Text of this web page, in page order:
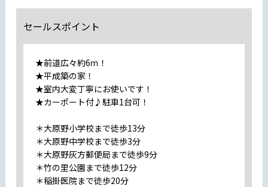
セールスポイント
★前道広々約6ｍ！
★平成築の家！
★室内大変丁寧にお使いです！
★カーポート付♪駐車1台可！
＊大原野小学校まで徒歩13分
＊大原野中学校まで徒歩3分
＊大原野灰方郵便局まで徒歩9分
＊竹の里公園まで徒歩12分
＊稲掛医院まで徒歩20分